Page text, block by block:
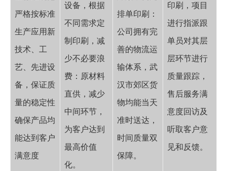
严格按标准
生产应用新
技术、工
艺、先进设
备，保证质
量的稳定性
确保产品均
能达到客户
满意度
设备，根据
不同需求定
制印刷，减
少不必要浪
费：原材料
直供，减少
中间环节，
为客户达到
最高价值
化。
排单印刷：
公司拥有完
善的物流运
输体系，武
汉市郊区货
物均能当天
准时送达，
时间质量双
保障。
印刷，项目
进行指派跟
单员对其层
层环节进行
质量跟踪，
售后服务满
意度回访及
听取客户意
见和反馈。